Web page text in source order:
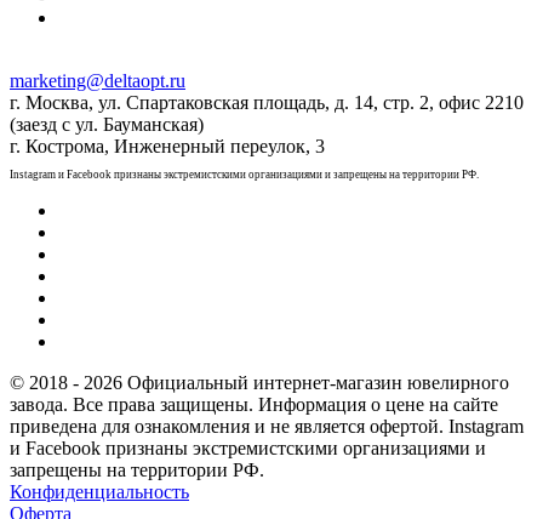
marketing@deltaopt.ru
г. Москва, ул. Спартаковская площадь, д. 14, стр. 2, офис 2210
(заезд с ул. Бауманская)
г. Кострома, Инженерный переулок, 3
Instagram и Facebook признаны экстремистскими организациями и запрещены на территории РФ.
© 2018 - 2026 Официальный интернет-магазин ювелирного
завода. Все права защищены. Информация о цене на сайте
приведена для ознакомления и не является офертой. Instagram
и Facebook признаны экстремистскими организациями и
запрещены на территории РФ.
Конфиденциальность
Оферта